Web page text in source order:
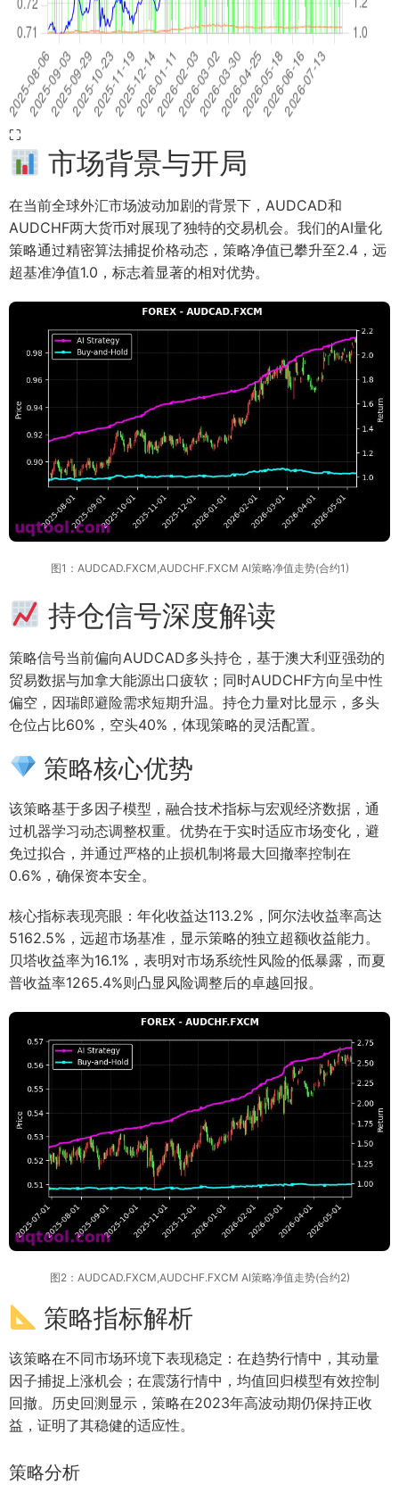
⛶
市场背景与开局
在当前全球外汇市场波动加剧的背景下，AUDCAD和
AUDCHF两大货币对展现了独特的交易机会。我们的AI量化
策略通过精密算法捕捉价格动态，策略净值已攀升至2.4，远
超基准净值1.0，标志着显著的相对优势。
图1：AUDCAD.FXCM,AUDCHF.FXCM AI策略净值走势(合约1)
持仓信号深度解读
策略信号当前偏向AUDCAD多头持仓，基于澳大利亚强劲的
贸易数据与加拿大能源出口疲软；同时AUDCHF方向呈中性
偏空，因瑞郎避险需求短期升温。持仓力量对比显示，多头
仓位占比60%，空头40%，体现策略的灵活配置。
策略核心优势
该策略基于多因子模型，融合技术指标与宏观经济数据，通
过机器学习动态调整权重。优势在于实时适应市场变化，避
免过拟合，并通过严格的止损机制将最大回撤率控制在
0.6%，确保资本安全。
核心指标表现亮眼：年化收益达113.2%，阿尔法收益率高达
5162.5%，远超市场基准，显示策略的独立超额收益能力。
贝塔收益率为16.1%，表明对市场系统性风险的低暴露，而夏
普收益率1265.4%则凸显风险调整后的卓越回报。
图2：AUDCAD.FXCM,AUDCHF.FXCM AI策略净值走势(合约2)
策略指标解析
该策略在不同市场环境下表现稳定：在趋势行情中，其动量
因子捕捉上涨机会；在震荡行情中，均值回归模型有效控制
回撤。历史回测显示，策略在2023年高波动期仍保持正收
益，证明了其稳健的适应性。
策略分析